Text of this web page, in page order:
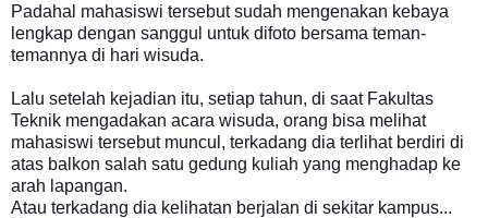
Padahal mahasiswi tersebut sudah mengenakan kebaya
lengkap dengan sanggul untuk difoto bersama teman-
temannya di hari wisuda.
Lalu setelah kejadian itu, setiap tahun, di saat Fakultas
Teknik mengadakan acara wisuda, orang bisa melihat
mahasiswi tersebut muncul, terkadang dia terlihat berdiri di
atas balkon salah satu gedung kuliah yang menghadap ke
arah lapangan.
Atau terkadang dia kelihatan berjalan di sekitar kampus...